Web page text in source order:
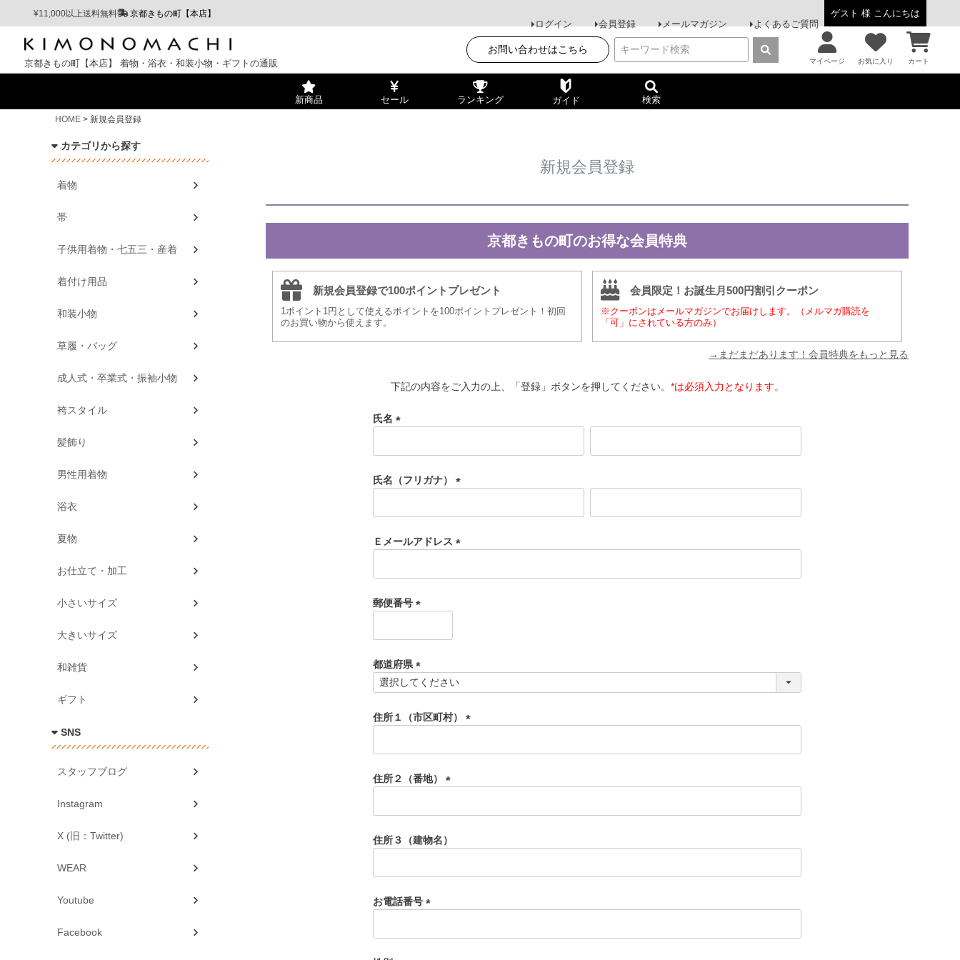
¥11,000以上送料無料 京都きもの町【本店】
ゲスト 様 こんにちは
ログイン
会員登録 メールマガジン よくあるご質問
京都きもの町【本店】 着物・浴衣・和装小物・ギフトの通販
お問い合わせはこちら
マイページ お気に入り カート
新商品 セール ランキング ガイド 検索
HOME 新規会員登録
新規会員登録
京都きもの町のお得な会員特典
新規会員登録で100ポイントプレゼント
1ポイント1円として使えるポイントを100ポイントプレゼント！初回
のお買い物から使えます。
会員限定！お誕生月500円割引クーポン
※クーポンはメールマガジンでお届けします。（メルマガ購読を
「可」にされている方のみ）
→まだまだあります！会員特典をもっと見る
下記の内容をご入力の上、「登録」ボタンを押してください。 *は必須入力となります。
氏名
氏名（フリガナ）
)
Ｅメールアドレス
郵便番号
)
都道府県
(
須
)
住所１（市区町村）
住所２（番地）
)
住所３（建物名）
お電話番号
カテゴリから探す
着物
帯
子供用着物・七五三・産着
着付け用品
和装小物
草履・バッグ
成人式・卒業式・振袖小物
袴スタイル
髪飾り
男性用着物
浴衣
夏物
お仕立て・加工
小さいサイズ
大きいサイズ
和雑貨
ギフト
SNS
スタッフブログ
Instagram
X (旧：Twitter)
WEAR
Youtube
Facebook